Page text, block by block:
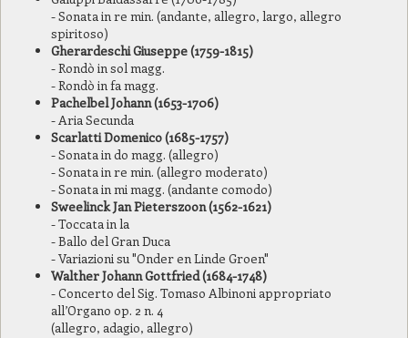
- Sonata in re min. (andante, allegro, largo, allegro
spiritoso)
Gherardeschi Giuseppe (1759-1815)
- Rondò in sol magg.
- Rondò in fa magg.
Pachelbel Johann (1653-1706)
- Aria Secunda
Scarlatti Domenico (1685-1757)
- Sonata in do magg. (allegro)
- Sonata in re min. (allegro moderato)
- Sonata in mi magg. (andante comodo)
Sweelinck Jan Pieterszoon (1562-1621)
- Toccata in la
- Ballo del Gran Duca
- Variazioni su "Onder en Linde Groen"
Walther Johann Gottfried (1684-1748)
- Concerto del Sig. Tomaso Albinoni appropriato
all’Organo op. 2 n. 4
(allegro, adagio, allegro)